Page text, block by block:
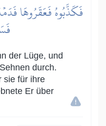
فَكَذَّبُوهُ فَعَقَرُوهَا
der Lüge, und
durch.
sie für ihre
Er über